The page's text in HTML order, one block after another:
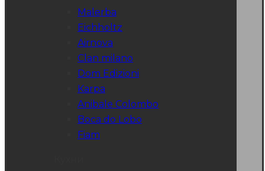
Malerba
Eichholtz
Airnova
Clan milano
Dom Edizioni
Karpa
Anibale Colombo
Boca do Lobo
Fiam